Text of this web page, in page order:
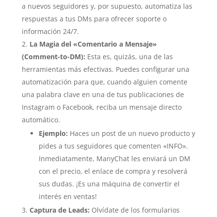
a nuevos seguidores y, por supuesto, automatiza las
respuestas a tus DMs para ofrecer soporte o
información 24/7.
La Magia del «Comentario a Mensaje»
(Comment-to-DM): Esta es, quizás, una de las
herramientas más efectivas. Puedes configurar una
automatización para que, cuando alguien comente
una palabra clave en una de tus publicaciones de
Instagram o Facebook, reciba un mensaje directo
automático.
Ejemplo: Haces un post de un nuevo producto y
pides a tus seguidores que comenten «INFO».
Inmediatamente, ManyChat les enviará un DM
con el precio, el enlace de compra y resolverá
sus dudas. ¡Es una máquina de convertir el
interés en ventas!
Captura de Leads: Olvídate de los formularios